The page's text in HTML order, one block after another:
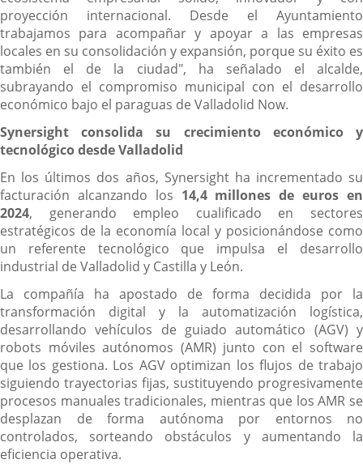
proyección internacional. Desde el Ayuntamiento
trabajamos para acompañar y apoyar a las empresas
locales en su consolidación y expansión, porque su éxito es
también el de la ciudad", ha señalado el alcalde,
subrayando el compromiso municipal con el desarrollo
económico bajo el paraguas de Valladolid Now.
Synersight consolida su crecimiento económico y
tecnológico desde Valladolid
En los últimos dos años, Synersight ha incrementado su
facturación alcanzando los 14,4 millones de euros en
2024, generando empleo cualificado en sectores
estratégicos de la economía local y posicionándose como
un referente tecnológico que impulsa el desarrollo
industrial de Valladolid y Castilla y León.
La compañía ha apostado de forma decidida por la
transformación digital y la automatización logística,
desarrollando vehículos de guiado automático (AGV) y
robots móviles autónomos (AMR) junto con el software
que los gestiona. Los AGV optimizan los flujos de trabajo
siguiendo trayectorias fijas, sustituyendo progresivamente
procesos manuales tradicionales, mientras que los AMR se
desplazan de forma autónoma por entornos no
controlados, sorteando obstáculos y aumentando la
eficiencia operativa.